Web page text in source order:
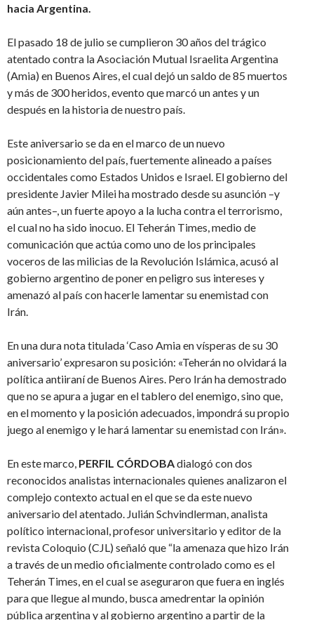
hacia Argentina.
El pasado 18 de julio se cumplieron 30 años del trágico
atentado contra la Asociación Mutual Israelita Argentina
(Amia) en Buenos Aires, el cual dejó un saldo de 85 muertos
y más de 300 heridos, evento que marcó un antes y un
después en la historia de nuestro país.
Este aniversario se da en el marco de un nuevo
posicionamiento del país, fuertemente alineado a países
occidentales como Estados Unidos e Israel. El gobierno del
presidente Javier Milei ha mostrado desde su asunción –y
aún antes–, un fuerte apoyo a la lucha contra el terrorismo,
el cual no ha sido inocuo. El Teherán Times, medio de
comunicación que actúa como uno de los principales
voceros de las milicias de la Revolución Islámica, acusó al
gobierno argentino de poner en peligro sus intereses y
amenazó al país con hacerle lamentar su enemistad con
Irán.
En una dura nota titulada ‘Caso Amia en vísperas de su 30
aniversario’ expresaron su posición: «Teherán no olvidará la
política antiiraní de Buenos Aires. Pero Irán ha demostrado
que no se apura a jugar en el tablero del enemigo, sino que,
en el momento y la posición adecuados, impondrá su propio
juego al enemigo y le hará lamentar su enemistad con Irán».
En este marco, PERFIL CÓRDOBAdialogó con dos
reconocidos analistas internacionales quienes analizaron el
complejo contexto actual en el que se da este nuevo
aniversario del atentado. Julián Schvindlerman, analista
político internacional, profesor universitario y editor de la
revista Coloquio (CJL) señaló que “la amenaza que hizo Irán
a través de un medio oficialmente controlado como es el
Teherán Times, en el cual se aseguraron que fuera en inglés
para que llegue al mundo, busca amedrentar la opinión
pública argentina y al gobierno argentino a partir de la